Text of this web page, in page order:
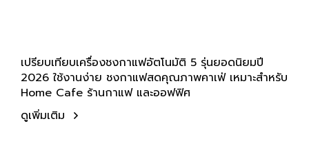
เปรียบเทียบเครื่องชงกาแฟอัตโนมัติ 5 รุ่นยอดนิยมปี
2026 ใช้งานง่าย ชงกาแฟสดคุณภาพคาเฟ่ เหมาะสำหรับ
Home Cafe ร้านกาแฟ และออฟฟิศ
ดูเพิ่มเติม